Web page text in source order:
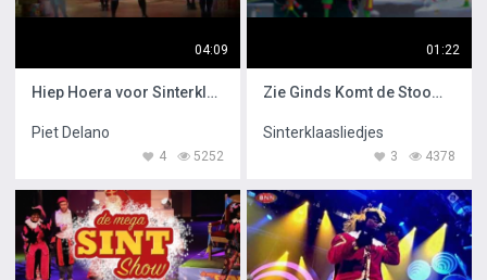
04:09
Hiep Hoera voor Sinterklaas
Piet Delano
5252
4
01:22
Zie Ginds Komt de Stoomboot gezongen door Maan
Sinterklaasliedjes
4378
3